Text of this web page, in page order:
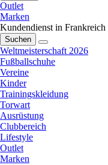
Outlet
Marken
Kundendienst in Frankreich
Suchen
Weltmeisterschaft 2026
Fußballschuhe
Vereine
Kinder
Trainingskleidung
Torwart
Ausrüstung
Clubbereich
Lifestyle
Outlet
Marken